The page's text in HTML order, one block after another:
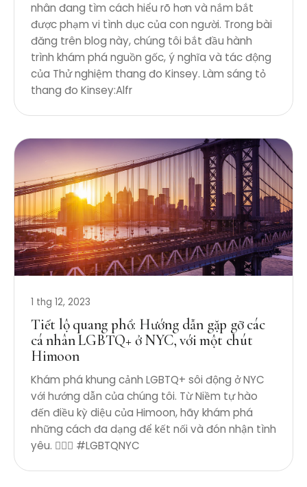
nhân đang tìm cách hiểu rõ hơn và nắm bắt
được phạm vi tình dục của con người. Trong bài
đăng trên blog này, chúng tôi bắt đầu hành
trình khám phá nguồn gốc, ý nghĩa và tác động
của Thử nghiệm thang đo Kinsey. Làm sáng tỏ
thang đo Kinsey:Alfr
1 thg 12, 2023
Tiết lộ quang phổ: Hướng dẫn gặp gỡ các
cá nhân LGBTQ+ ở NYC, với một chút
Himoon
Khám phá khung cảnh LGBTQ+ sôi động ở NYC
với hướng dẫn của chúng tôi. Từ Niềm tự hào
đến điều kỳ diệu của Himoon, hãy khám phá
những cách đa dạng để kết nối và đón nhận tình
yêu. 🏳️‍🌈✨ #LGBTQNYC